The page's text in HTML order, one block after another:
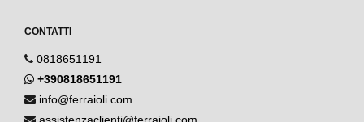
CONTATTI
0818651191
+390818651191
info@ferraioli.com
assistenzaclienti@ferraioli.com